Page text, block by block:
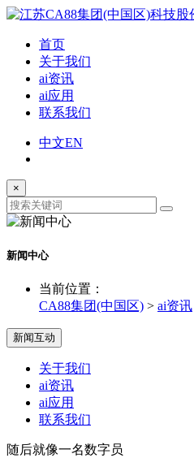
首页
关于我们
ai资讯
ai应用
联系我们
中文EN
×
新闻中心
当前位置：
CA88集团(中国区) > ai资讯
新闻互动
关于我们
ai资讯
ai应用
联系我们
随后就像一名数字员